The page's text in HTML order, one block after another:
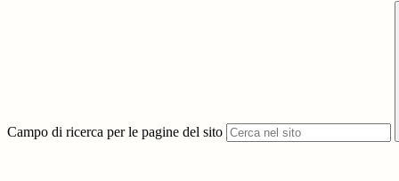
Campo di ricerca per le pagine del sito